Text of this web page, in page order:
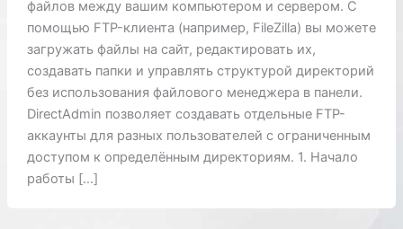
файлов между вашим компьютером и сервером. С
помощью FTP-клиента (например, FileZilla) вы можете
загружать файлы на сайт, редактировать их,
создавать папки и управлять структурой директорий
без использования файлового менеджера в панели.
DirectAdmin позволяет создавать отдельные FTP-
аккаунты для разных пользователей с ограниченным
доступом к определённым директориям. 1. Начало
работы […]